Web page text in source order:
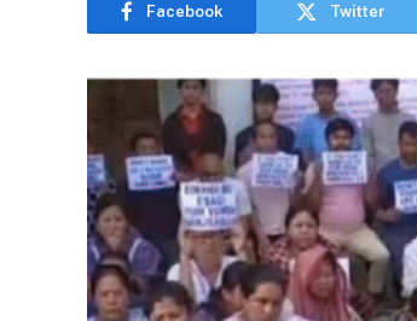
Facebook Twitter